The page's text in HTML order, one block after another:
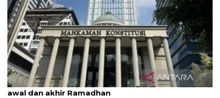
MK uji materi UU Peradilan Agama perihal isbat
awal dan akhir Ramadhan